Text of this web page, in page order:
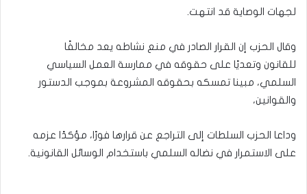
لجهات الوصاية قد انتهت.
وقال الحزب إن القرار الصادر في منع نشاطه يعد مخالفًا
للقانون وتعديًا على حقوقه في ممارسة العمل السياسي
السلمي، مبينا تمسكه بحقوقه المشروعة بموجب الدستور
والقوانين،
وداعا الحزب السلطات إلى التراجع عن قرارها فورًا، مؤكدًا عزمه
على الاستمرار في نضاله السلمي باستخدام الوسائل القانونية.